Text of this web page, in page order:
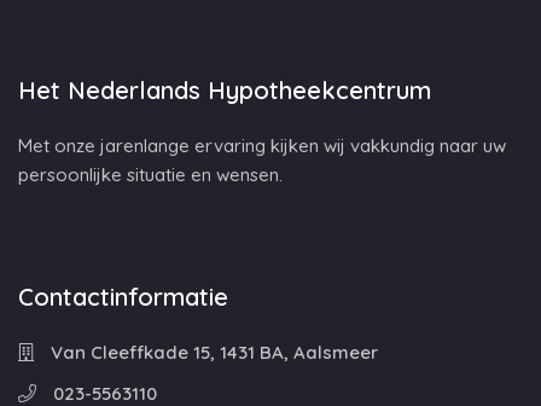
Het Nederlands Hypotheekcentrum
Met onze jarenlange ervaring kijken wij vakkundig naar uw
persoonlijke situatie en wensen.
Contactinformatie
Van Cleeffkade 15, 1431 BA, Aalsmeer
023-5563110